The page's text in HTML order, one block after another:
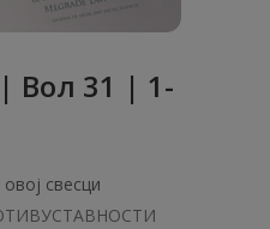
Вол 31 | 1-
свесци